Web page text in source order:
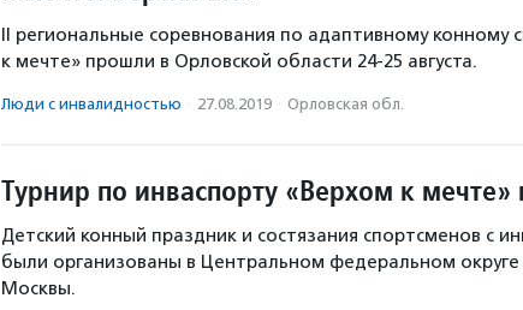
II региональные соревнования по адаптивному конному
к мечте» прошли в Орловской области 24-25 августа.
Люди с инвалидностью · 27.08.2019 · Орловская обл.
Турнир по инваспорту «Верхом к
Детский конный праздник и состязания спортсменов с
были организованы в Центральном федеральном
Москвы.